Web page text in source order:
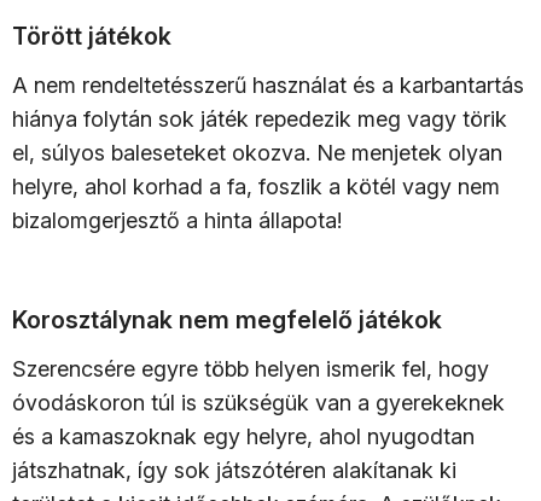
Törött játékok
A nem rendeltetésszerű használat és a karbantartás
hiánya folytán sok játék repedezik meg vagy törik
el, súlyos baleseteket okozva. Ne menjetek olyan
helyre, ahol korhad a fa, foszlik a kötél vagy nem
bizalomgerjesztő a hinta állapota!
Korosztálynak nem megfelelő játékok
Szerencsére egyre több helyen ismerik fel, hogy
óvodáskoron túl is szükségük van a gyerekeknek
és a kamaszoknak egy helyre, ahol nyugodtan
játszhatnak, így sok játszótéren alakítanak ki